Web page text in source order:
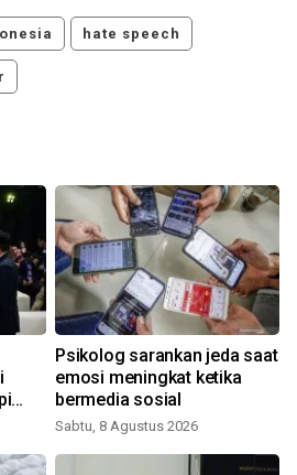
hate speech
Psikolog sarankan jeda saat
emosi meningkat ketika
bermedia sosial
Sabtu, 8 Agustus 2026